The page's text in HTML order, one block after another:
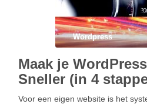
Wordpress
Maak je
Sneller (in 4
Voor een eigen website is het